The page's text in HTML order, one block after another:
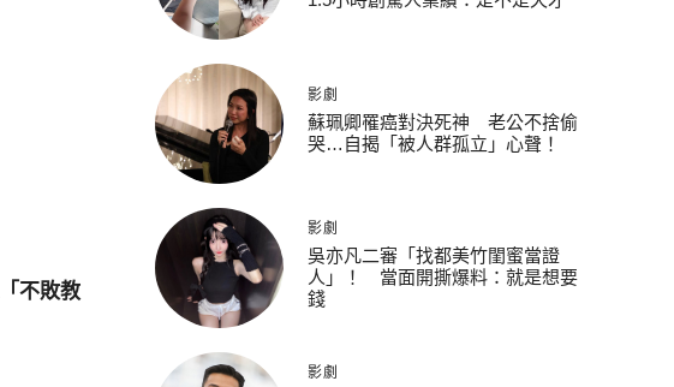
不敗教
影劇
蘇珮卿罹癌對決死神 老公不捨偷
哭…自揭「被人群孤立」心聲！
影劇
吳亦凡二審「找都美竹閨蜜當證
人」！ 當面開撕爆料：就是想要
錢
影劇